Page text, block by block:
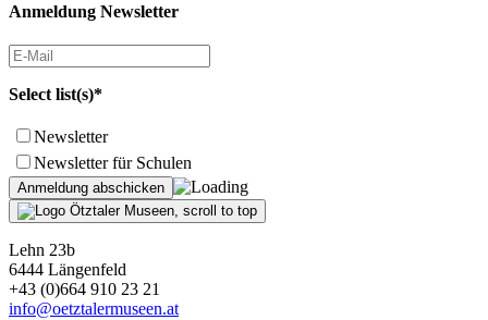
Anmeldung Newsletter
Select list(s)*
Newsletter
Newsletter für Schulen
Lehn 23b
6444 Längenfeld
+43 (0)664 910 23 21
info@oetztalermuseen.at